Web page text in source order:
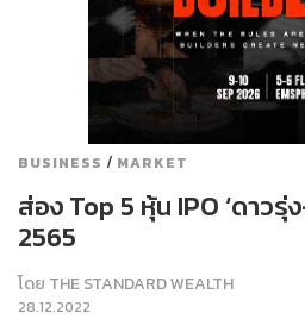
BUSINESS / MARKET
ส่อง Top 5 หุ้น IPO ‘ดาวรุ่
2565
โดย THE STANDARD WEALTH
28.12.2022